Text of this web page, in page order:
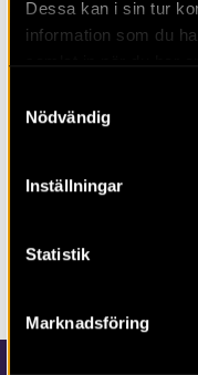
Dessa kan i sin tur
information som du
Nödvändig
Inställningar
Statistik
Marknadsföring